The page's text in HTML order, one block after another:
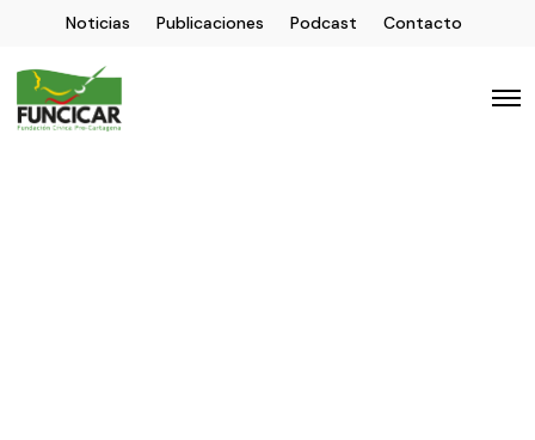
Noticias Publicaciones Podcast Contacto